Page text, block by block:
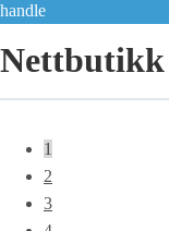
handle
Nettbutikk
1
2
3